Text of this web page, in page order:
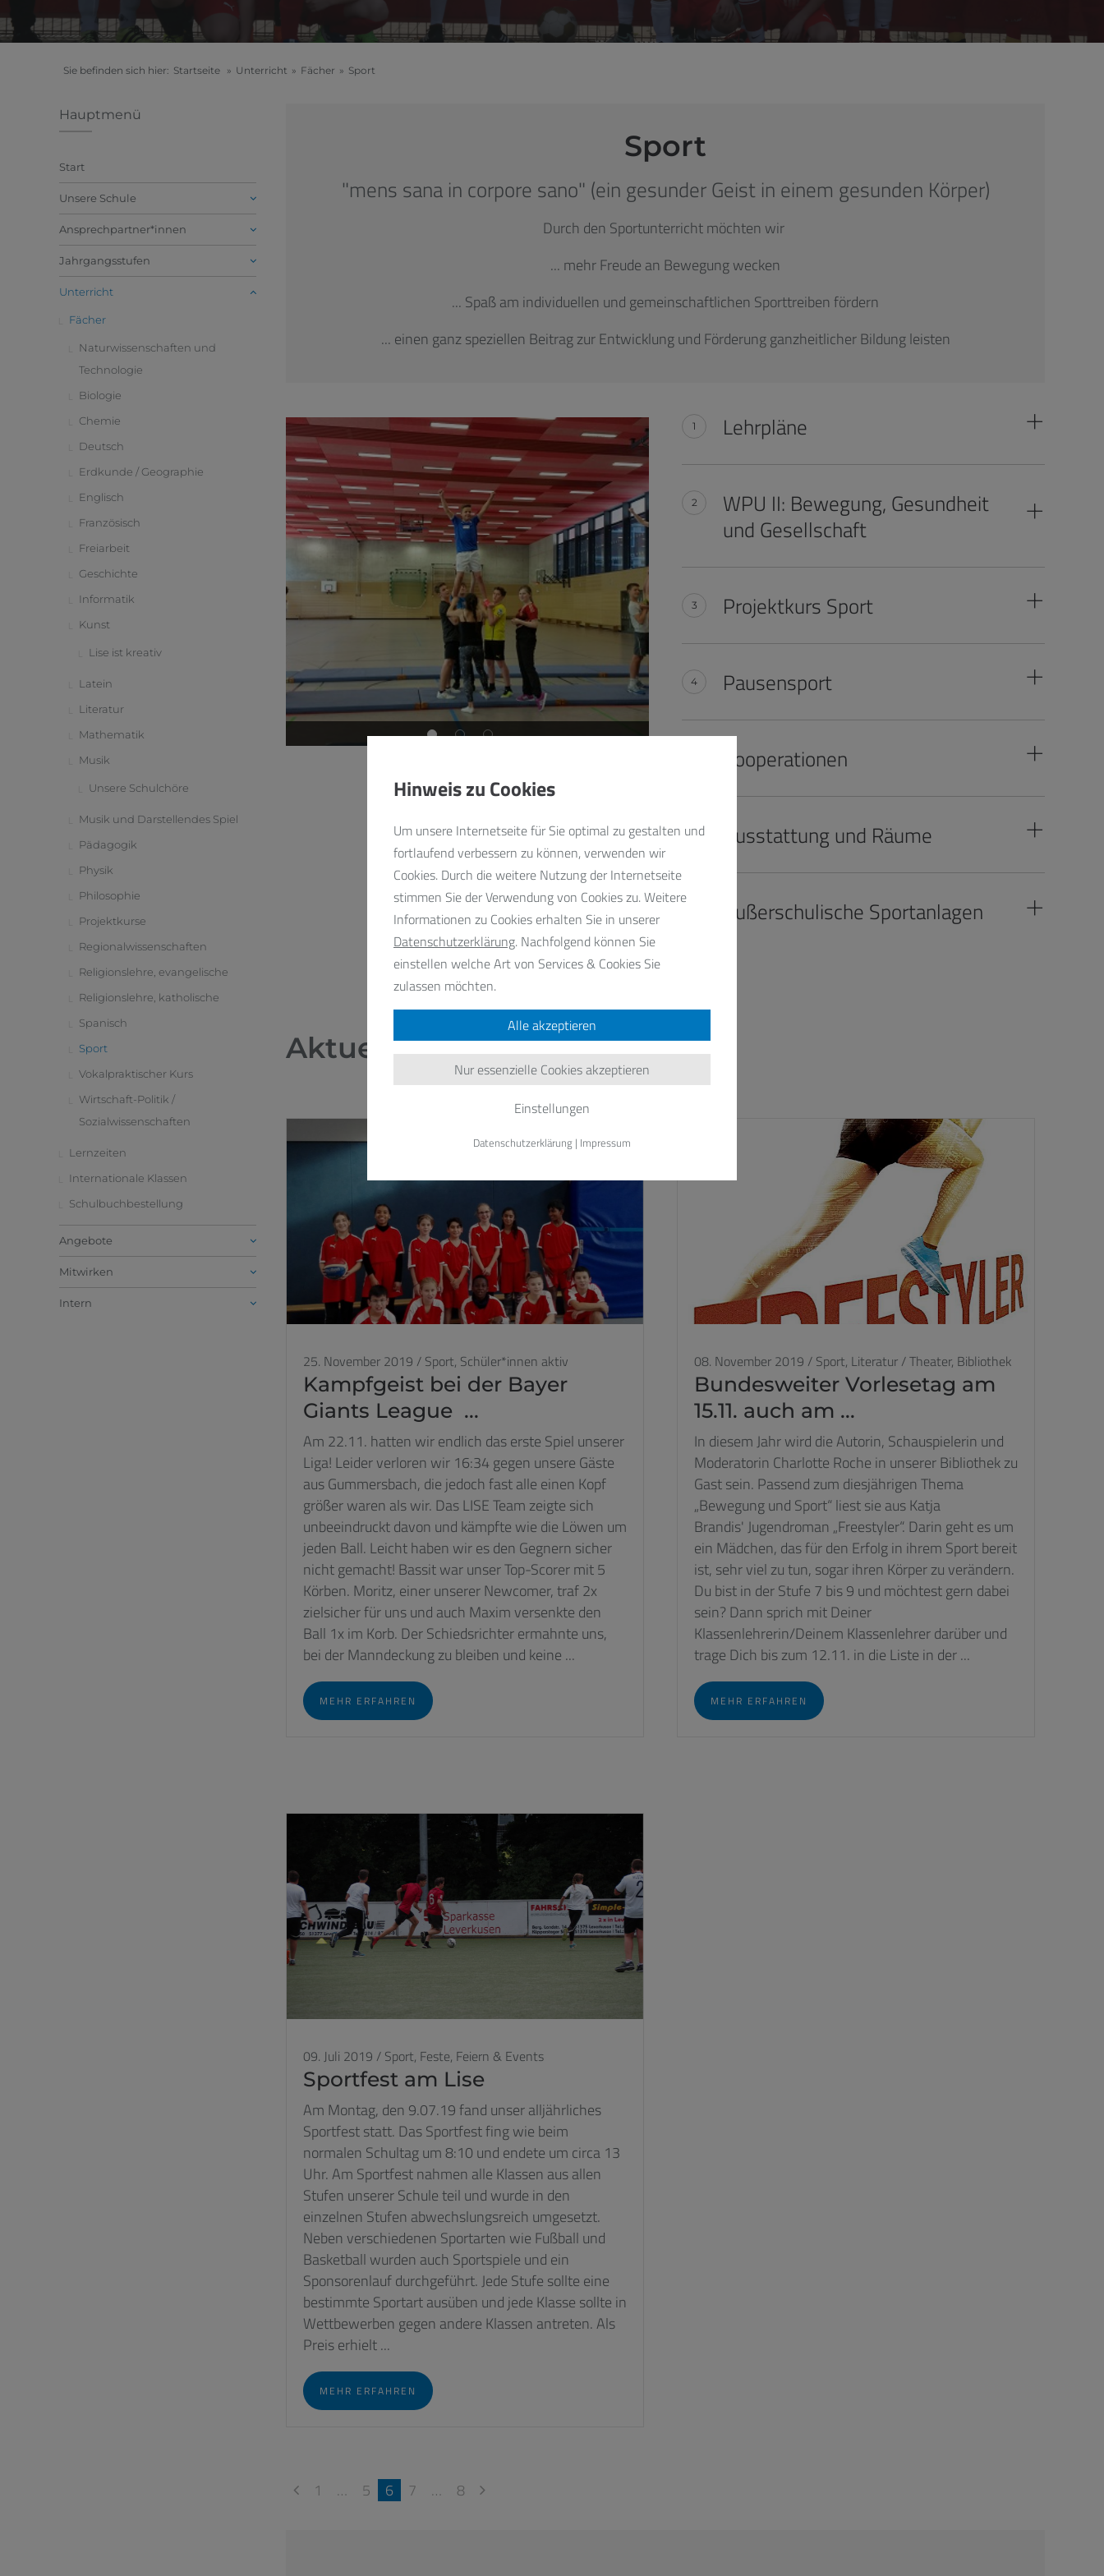
Sie befinden sich hier: Startseite » Unterricht » Fächer » Sport
Hauptmenü
Start
Unsere Schule
Ansprechpartner*innen
Jahrgangsstufen
Unterricht
Fächer
Naturwissenschaften und
Technologie
Biologie
Chemie
Deutsch
Erdkunde / Geographie
Englisch
Französisch
Freiarbeit
Geschichte
Informatik
Kunst
Lise ist kreativ
Latein
Literatur
Mathematik
Musik
Unsere Schulchöre
Musik und Darstellendes Spiel
Pädagogik
Physik
Philosophie
Projektkurse
Regionalwissenschaften
Religionslehre, evangelische
Religionslehre, katholische
Spanisch
Sport
Vokalpraktischer Kurs
Wirtschaft-Politik /
Sozialwissenschaften
Lernzeiten
Internationale Klassen
Schulbuchbestellung
Angebote
Mitwirken
Intern
Sport
"mens sana in corpore sano" (ein gesunder Geist in einem gesunden Körper)
Durch den Sportunterricht möchten wir
... mehr Freude an Bewegung wecken
... Spaß am individuellen und gemeinschaftlichen Sporttreiben fördern
... einen ganz speziellen Beitrag zur Entwicklung und Förderung ganzheitlicher Bildung leisten
Lehrpläne
WPU II: Bewegung, Gesundheit
und Gesellschaft
Projektkurs Sport
Pausensport
Kooperationen
Ausstattung und Räume
Außerschulische Sportanlagen
Aktuelle Nachrichten
25. November 2019 / Sport, Schüler*innen aktiv
Kampfgeist bei der Bayer
Giants League ...
Am 22.11. hatten wir endlich das erste Spiel unserer
Liga! Leider verloren wir 16:34 gegen unsere Gäste
aus Gummersbach, die jedoch fast alle einen Kopf
größer waren als wir. Das LISE Team zeigte sich
unbeeindruckt davon und kämpfte wie die Löwen um
jeden Ball. Leicht haben wir es den Gegnern sicher
nicht gemacht! Bassit war unser Top-Scorer mit 5
Körben. Moritz, einer unserer Newcomer, traf 2x
zielsicher für uns und auch Maxim versenkte den
Ball 1x im Korb. Der Schiedsrichter ermahnte uns,
bei der Manndeckung zu bleiben und keine ...
MEHR ERFAHREN
08. November 2019 / Sport, Literatur / Theater, Bibliothek
Bundesweiter Vorlesetag am
15.11. auch am ...
In diesem Jahr wird die Autorin, Schauspielerin und
Moderatorin Charlotte Roche in unserer Bibliothek zu
Gast sein. Passend zum diesjährigen Thema
„Bewegung und Sport“ liest sie aus Katja
Brandis' Jugendroman „Freestyler“. Darin geht es um
ein Mädchen, das für den Erfolg in ihrem Sport bereit
ist, sehr viel zu tun, sogar ihren Körper zu verändern.
Du bist in der Stufe 7 bis 9 und möchtest gern dabei
sein? Dann sprich mit Deiner
Klassenlehrerin/Deinem Klassenlehrer darüber und
trage Dich bis zum 12.11. in die Liste in der ...
MEHR ERFAHREN
09. Juli 2019 / Sport, Feste, Feiern & Events
Sportfest am Lise
Am Montag, den 9.07.19 fand unser alljährliches
Sportfest statt. Das Sportfest fing wie beim
normalen Schultag um 8:10 und endete um circa 13
Uhr. Am Sportfest nahmen alle Klassen aus allen
Stufen unserer Schule teil und wurde in den
einzelnen Stufen abwechslungsreich umgesetzt.
Neben verschiedenen Sportarten wie Fußball und
Basketball wurden auch Sportspiele und ein
Sponsorenlauf durchgeführt. Jede Stufe sollte eine
bestimmte Sportart ausüben und jede Klasse sollte in
Wettbewerben gegen andere Klassen antreten. Als
Preis erhielt ...
MEHR ERFAHREN
1 … 5 6 7 … 8
Hinweis zu Cookies
Um unsere Internetseite für Sie optimal zu gestalten und
fortlaufend verbessern zu können, verwenden wir
Cookies. Durch die weitere Nutzung der Internetseite
stimmen Sie der Verwendung von Cookies zu. Weitere
Informationen zu Cookies erhalten Sie in unserer
Datenschutzerklärung. Nachfolgend können Sie
einstellen welche Art von Services & Cookies Sie
zulassen möchten.
Alle akzeptieren
Nur essenzielle Cookies akzeptieren
Einstellungen
Datenschutzerklärung | Impressum